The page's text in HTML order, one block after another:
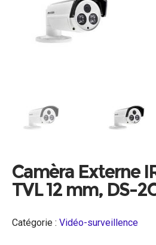
Camèra Externe
TVL 12 mm, DS-
Catégorie : Vidéo-surveillence